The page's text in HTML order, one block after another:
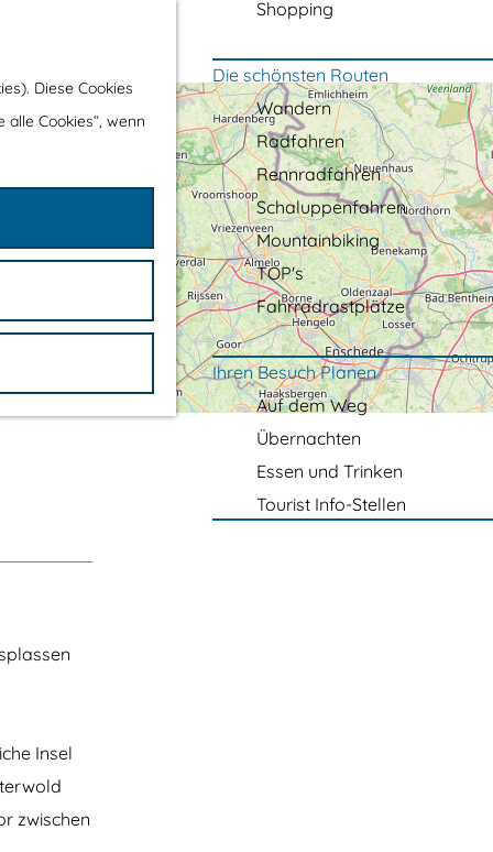
Diese Cookies
Cookies“, wenn
Shopping
Die schönsten Routen
Wandern
Radfahren
Rennradfahren
Schaluppenfahren
Mountainbiking
TOP's
Fahrradrastplätze
Ihren Besuch Planen
Auf dem Weg
Übernachten
Essen und Trinken
Tourist Info-Stellen
Insel
zwischen